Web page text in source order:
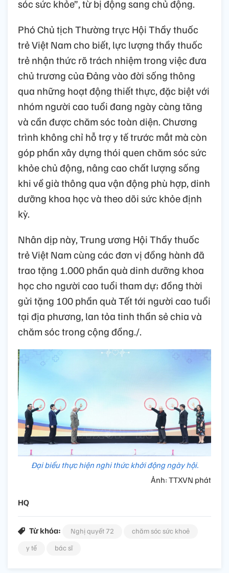
sóc sức khỏe”, từ bị động sang chủ động.
Phó Chủ tịch Thường trực Hội Thầy thuốc
trẻ Việt Nam cho biết, lực lượng thầy thuốc
trẻ nhận thức rõ trách nhiệm trong việc đưa
chủ trương của Đảng vào đời sống thông
qua những hoạt động thiết thực, đặc biệt với
nhóm người cao tuổi đang ngày càng tăng
và cần được chăm sóc toàn diện. Chương
trình không chỉ hỗ trợ y tế trước mắt mà còn
góp phần xây dựng thói quen chăm sóc sức
khỏe chủ động, nâng cao chất lượng sống
khi về già thông qua vận động phù hợp, dinh
dưỡng khoa học và theo dõi sức khỏe định
kỳ.
Nhân dịp này, Trung ương Hội Thầy thuốc
trẻ Việt Nam cùng các đơn vị đồng hành đã
trao tặng 1.000 phần quà dinh dưỡng khoa
học cho người cao tuổi tham dự; đồng thời
gửi tặng 100 phần quà Tết tới người cao tuổi
tại địa phương, lan tỏa tinh thần sẻ chia và
chăm sóc trong cộng đồng./.
Đại biểu thực hiện nghi thức khởi động ngày hội.
Ảnh: TTXVN phát
HQ
Từ khóa: Nghị quyết 72
chăm sóc sức khoẻ
y tế
bác sĩ